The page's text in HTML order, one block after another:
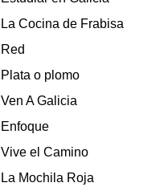
La Cocina de Frabisa
Red
Plata o plomo
Ven A Galicia
Enfoque
Vive el Camino
La Mochila Roja